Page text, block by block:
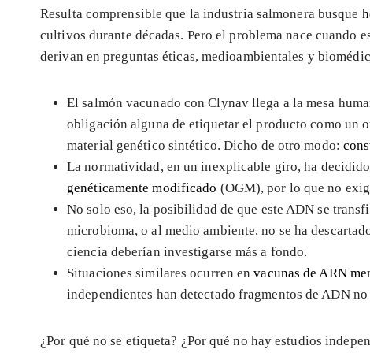
Resulta comprensible que la industria salmonera busque
cultivos durante décadas. Pero el problema nace cuando
derivan en preguntas éticas, medioambientales y
El salmón vacunado con Clynav llega a la mesa
obligación alguna de etiquetar el producto como un
material genético sintético. Dicho de otro modo:
La normatividad, en un inexplicable giro, ha
genéticamente modificado (OGM), por lo que no
No solo eso, la posibilidad de que este ADN se
microbioma, o al medio ambiente, no se ha
ciencia deberían investigarse más a fondo.
Situaciones similares ocurren envacunas de ARN
independientes han detectado fragmentos de ADN
¿Por qué no se etiqueta? ¿Por qué no hay estudios